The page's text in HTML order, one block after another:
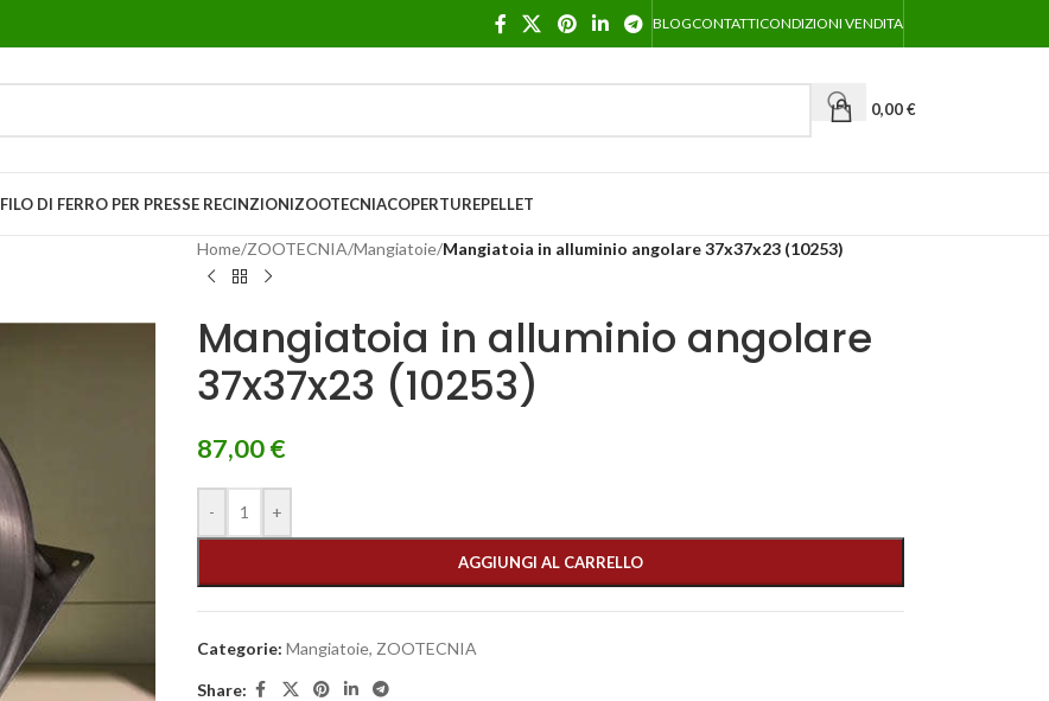
BLOGCONTATTICONDIZIONI VENDITA
0,00€
FILO DI FERRO PER PRESSE RECINZIONIZOOTECNIACOPERTUREPELLET
Home/ZOOTECNIA/Mangiatoie/Mangiatoia in alluminio angolare 37x37x23 (10253)
Mangiatoia in alluminio angolare
37x37x23 (10253)
87,00€
- +
AGGIUNGI AL CARRELLO
Categorie: Mangiatoie, ZOOTECNIA
Share: